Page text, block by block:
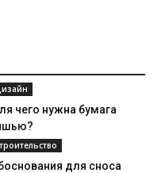
чего нужна бумага
для сноса